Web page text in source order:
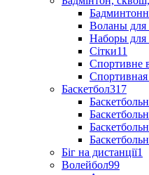
Воланы для
Наборы для
Сітки11
Спортивне
Баскетбол317
Біг на дистанції1
Волейбол99